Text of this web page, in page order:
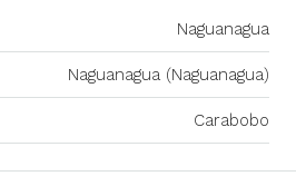
Naguanagua
Naguanagua (Naguanagua)
Carabobo